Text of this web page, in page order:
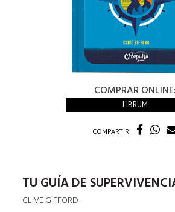
COMPRAR ONLINE:
LIBRUM
COMPARTIR
TU GUÍA DE
CLIVE GIFFORD